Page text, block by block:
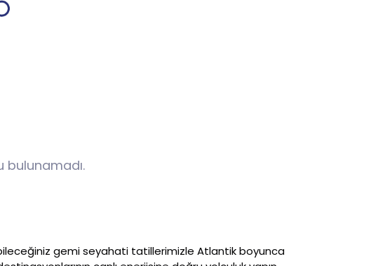
bulunamadı.
gemi seyahati tatillerimizle Atlantik boyunca